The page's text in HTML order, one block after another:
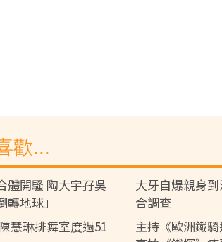
歡...
體開騷 陶大宇孖吳
地球」
大牙自爆親身
合調查
慧琳排舞室度過51
主持《歐洲鐵